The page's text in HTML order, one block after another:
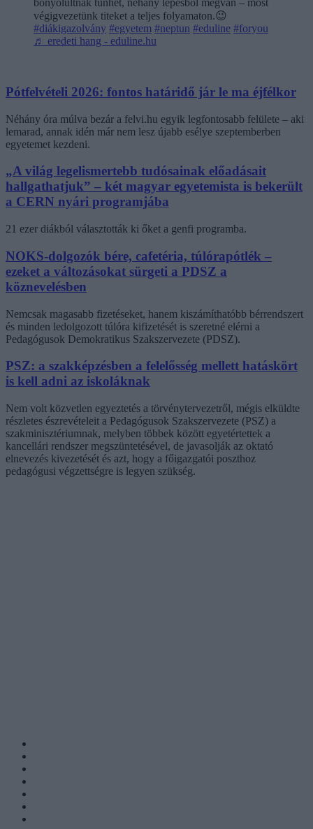
bonyolultnak tűnhet, néhány lépésből megvan – most
végigvezetünk titeket a teljes folyamaton.😉
#diákigazolvány #egyetem #neptun #eduline #foryou
♬ eredeti hang - eduline.hu
Pótfelvételi 2026: fontos határidő jár le ma éjfélkor
Néhány óra múlva bezár a felvi.hu egyik legfontosabb felülete – aki
lemarad, annak idén már nem lesz újabb esélye szeptemberben
egyetemet kezdeni.
„A világ legelismertebb tudósainak előadásait
hallgathatjuk” – két magyar egyetemista is bekerült
a CERN nyári programjába
21 ezer diákból választották ki őket a genfi programba.
NOKS-dolgozók bére, cafetéria, túlórapótlék –
ezeket a változásokat sürgeti a PDSZ a
köznevelésben
Nemcsak magasabb fizetéseket, hanem kiszámíthatóbb bérrendszert
és minden ledolgozott túlóra kifizetését is szeretné elérni a
Pedagógusok Demokratikus Szakszervezete (PDSZ).
PSZ: a szakképzésben a felelősség mellett hatáskört
is kell adni az iskoláknak
Nem volt közvetlen egyeztetés a törvénytervezetről, mégis elküldte
részletes észrevételeit a Pedagógusok Szakszervezete (PSZ) a
szakminisztériumnak, melyben többek között egyetértettek a
kancellári rendszer megszüntetésével, de javasolják az oktató
elnevezés kivezetését és azt, hogy a főigazgatói poszthoz
pedagógusi végzettségre is legyen szükség.